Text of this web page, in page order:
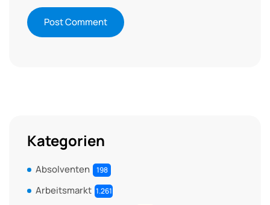
Kategorien
Absolventen 198
Arbeitsmarkt 1.261